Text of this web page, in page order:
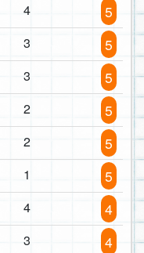
4 5
3 5
3 5
2 5
2 5
1 5
4 4
3 4